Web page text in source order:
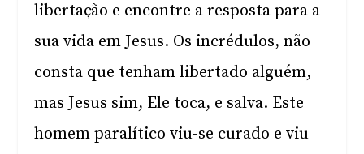
libertação e encontre a resposta para a
sua vida em Jesus. Os incrédulos, não
consta que tenham libertado alguém,
mas Jesus sim, Ele toca, e salva. Este
homem paralítico viu-se curado e viu